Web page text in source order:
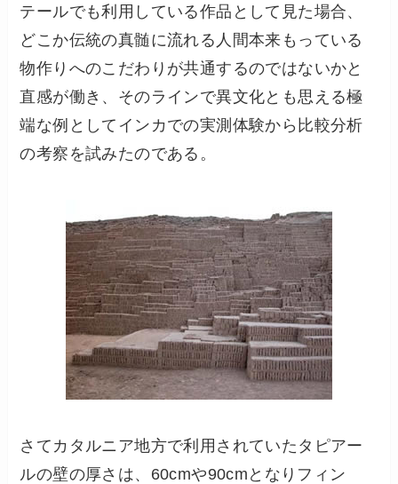
テールでも利用している作品として見た場合、
どこか伝統の真髄に流れる人間本来もっている
物作りへのこだわりが共通するのではないかと
直感が働き、そのラインで異文化とも思える極
端な例としてインカでの実測体験から比較分析
の考察を試みたのである。
さてカタルニア地方で利用されていたタピアー
ルの壁の厚さは、60cmや90cmとなりフィン